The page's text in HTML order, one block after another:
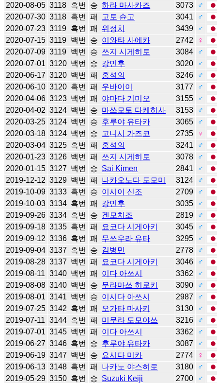
2020-08-05 3118 흑번 승 하라 마사카즈 3073
♂
2020-07-30 3118 흑번 패 고토 슌고 3041
♂
2020-07-23 3119 흑번 패 위정치 3439
♂
2020-07-15 3119 백번 승 이와타 사에카 2742
♀
2020-07-09 3119 백번 승 쓰지 시게히토 3084
♂
2020-07-01 3120 백번 승 강민후 3020
♂
2020-06-17 3120 백번 패 홍석의 3246
♂
2020-06-10 3120 흑번 패 우바이이 3177
♂
2020-04-06 3123 백번 패 야마다 기미오 3155
♂
2020-04-02 3124 백번 승 마쓰모토 다케히사 3153
♂
2020-03-25 3124 백번 승 후루야 유타카 3065
♂
2020-03-18 3124 백번 승 고니시 가즈코 2735
♀
2020-03-04 3125 흑번 패 홍석의 3241
♂
2020-01-23 3126 백번 패 쓰지 시게히토 3078
♂
2020-01-15 3127 백번 승 Sai Kimen 2841
♂
2019-12-12 3129 백번 패 나카오노다 도모미 3124
♂
2019-10-09 3133 흑번 승 이시이 신조 2709
♂
2019-10-03 3134 흑번 패 강민후 3035
♂
2019-09-26 3134 흑번 승 겐모치조 2819
♂
2019-09-18 3135 흑번 패 요코다 시게아키 3045
♂
2019-09-12 3136 흑번 패 무쓰우라 유타 3295
♂
2019-09-04 3137 흑번 승 김병민 2778
♂
2019-08-28 3137 백번 패 요코다 시게아키 3046
♂
2019-08-11 3140 백번 패 이다 아쓰시 3362
♂
2019-08-08 3140 백번 승 무라마쓰 히로키 3090
♂
2019-08-01 3141 백번 승 이시다 아쓰시 2987
♂
2019-07-25 3142 흑번 패 오가타 마사키 3130
♂
2019-07-11 3144 흑번 패 미무라 도모야쓰 3216
♂
2019-07-01 3145 백번 패 이다 아쓰시 3362
♂
2019-06-27 3146 흑번 승 후루야 유타카 3087
♂
2019-06-19 3147 백번 승 요시다 미카 2774
♀
2019-06-13 3148 흑번 패 나카노 야스히로 3180
♂
2019-05-29 3150 흑번 승 Suzuki Keiji 2700
♂